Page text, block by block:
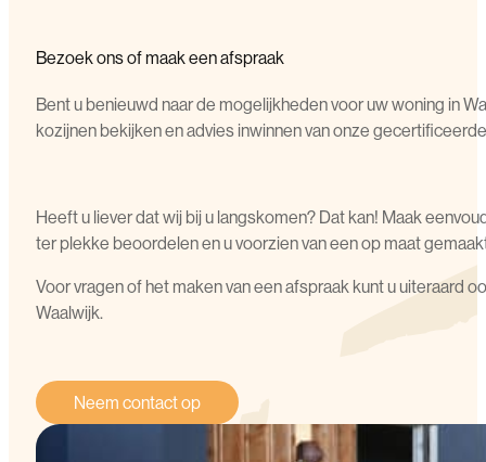
Bezoek ons of maak een afspraak
Bent u benieuwd naar de mogelijkheden voor uw woning in
kozijnen bekijken en advies inwinnen van onze
Heeft u liever dat wij bij u langskomen? Dat kan! Maak
ter plekke beoordelen en u voorzien van een op maat
Voor vragen of het maken van een afspraak kunt u uiteraard
Waalwijk.
Neem contact op